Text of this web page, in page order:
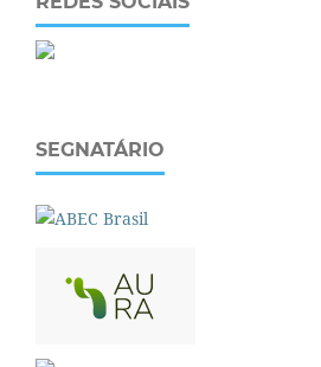
SEGNATÁRIO